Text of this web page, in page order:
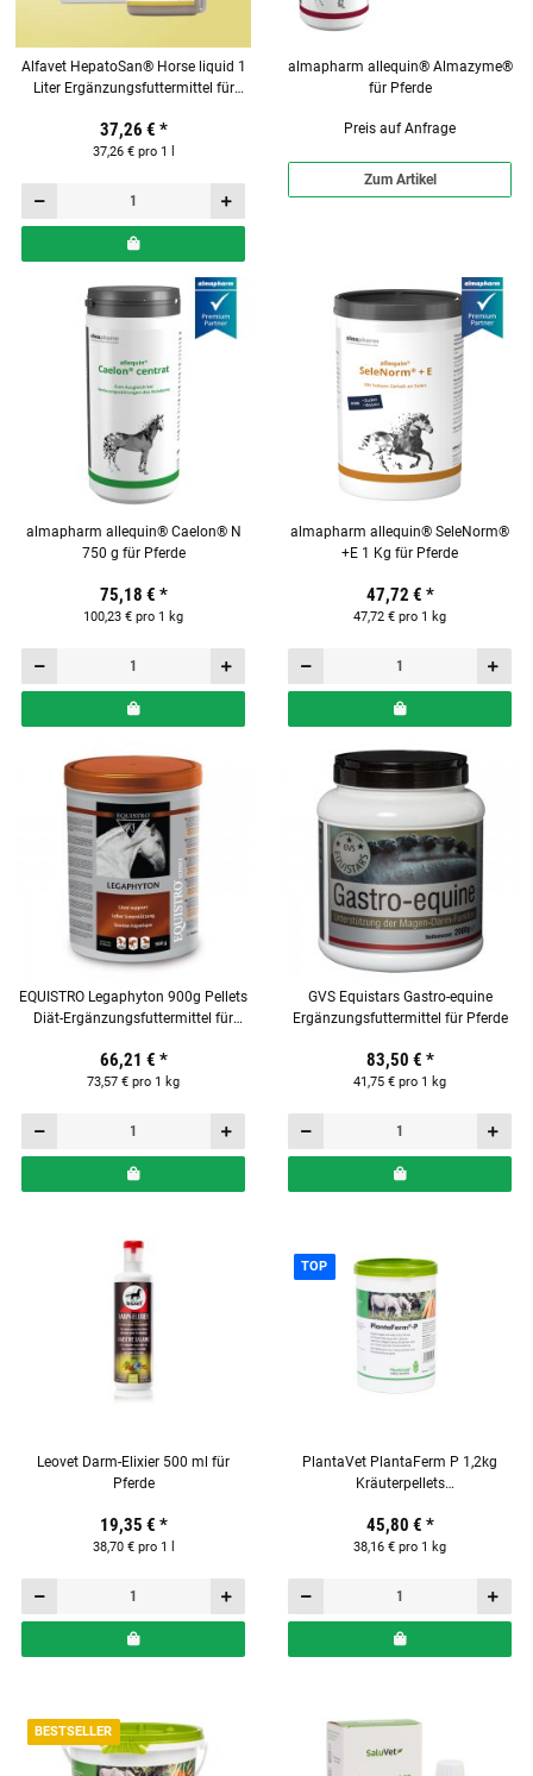
Alfavet HepatoSan® Horse liquid 1
Liter Ergänzungsfuttermittel für
37,26 € *
37,26 € pro 1 l
almapharm allequin® Almazyme®
für Pferde
Preis auf Anfrage
Zum Artikel
almapharm allequin® Caelon® N
750 g für Pferde
75,18 € *
100,23 € pro 1 kg
almapharm allequin® SeleNorm®
+E 1 Kg für Pferde
47,72 € *
47,72 € pro 1 kg
EQUISTRO Legaphyton 900g Pellets
Diät-Ergänzungsfuttermittel für
66,21 € *
73,57 € pro 1 kg
GVS Equistars Gastro-equine
Ergänzungsfuttermittel für Pferde
83,50 € *
41,75 € pro 1 kg
Leovet Darm-Elixier 500 ml für
Pferde
19,35 € *
38,70 € pro 1 l
TOP
PlantaVet PlantaFerm P 1,2kg
Kräuterpellets
45,80 € *
38,16 € pro 1 kg
BESTSELLER